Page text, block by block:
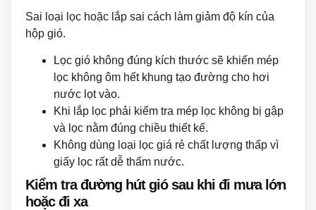
Sai loại lọc hoặc lắp sai cách làm giảm độ kín của
hộp gió.
Lọc gió không đúng kích thước sẽ khiến mép
lọc không ôm hết khung tạo đường cho hơi
nước lọt vào.
Khi lắp lọc phải kiểm tra mép lọc không bị gập
và lọc nằm đúng chiều thiết kế.
Không dùng loại lọc giá rẻ chất lượng thấp vì
giấy lọc rất dễ thấm nước.
Kiểm tra đường hút gió sau khi đi mưa lớn
hoặc đi xa